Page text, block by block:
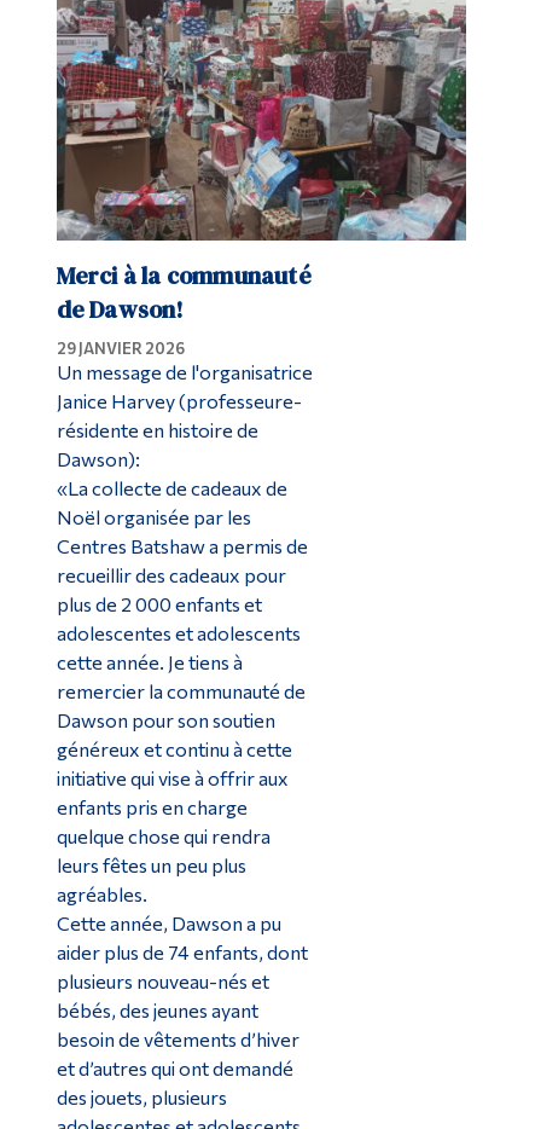
Merci à la communauté
de Dawson!
29 JANVIER 2026
Un message de l'organisatrice
Janice Harvey (professeure-
résidente en histoire de
Dawson):
«La collecte de cadeaux de
Noël organisée par les
Centres Batshaw a permis de
recueillir des cadeaux pour
plus de 2 000 enfants et
adolescentes et adolescents
cette année. Je tiens à
remercier la communauté de
Dawson pour son soutien
généreux et continu à cette
initiative qui vise à offrir aux
enfants pris en charge
quelque chose qui rendra
leurs fêtes un peu plus
agréables.
Cette année, Dawson a pu
aider plus de 74 enfants, dont
plusieurs nouveau-nés et
bébés, des jeunes ayant
besoin de vêtements d’hiver
et d’autres qui ont demandé
des jouets, plusieurs